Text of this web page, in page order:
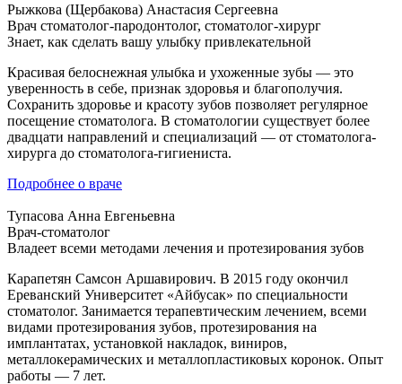
Рыжкова (Щербакова) Анастасия Сергеевна
Врач стоматолог-пародонтолог, стоматолог-хирург
Знает, как сделать вашу улыбку привлекательной
Красивая белоснежная улыбка и ухоженные зубы — это
уверенность в себе, признак здоровья и благополучия.
Сохранить здоровье и красоту зубов позволяет регулярное
посещение стоматолога. В стоматологии существует более
двадцати направлений и специализаций — от стоматолога-
хирурга до стоматолога-гигиениста.
Подробнее о враче
Тупасова Анна Евгеньевна
Врач-стоматолог
Владеет всеми методами лечения и протезирования зубов
Карапетян Самсон Аршавирович. В 2015 году окончил
Ереванский Университет «Айбусак» по специальности
стоматолог. Занимается терапевтическим лечением, всеми
видами протезирования зубов, протезирования на
имплантатах, установкой накладок, виниров,
металлокерамических и металлопластиковых коронок. Опыт
работы — 7 лет.